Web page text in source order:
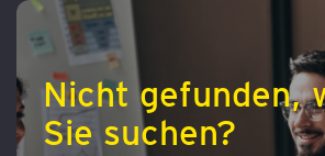
Nicht gefunden,
Sie suchen?